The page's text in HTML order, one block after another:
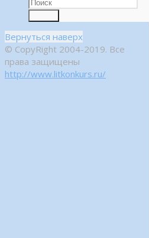
Вернуться наверх
© CopyRight 2004-2019. Все
права защищены
http://www.litkonkurs.ru/